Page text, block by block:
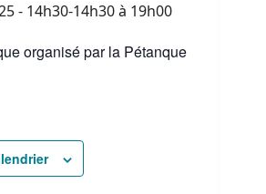
- 14h30-14h30à 19h00
organisé par la Pétanque